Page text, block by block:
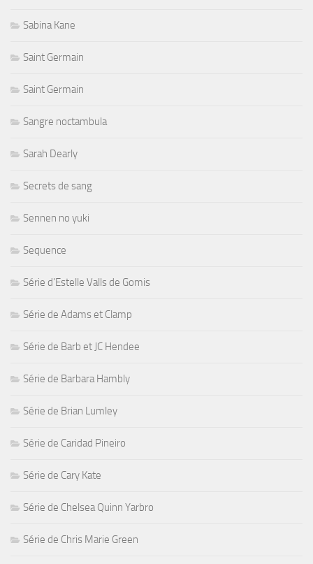
Sabina Kane
Saint Germain
Saint Germain
Sangre noctambula
Sarah Dearly
Secrets de sang
Sennen no yuki
Sequence
Série d'Estelle Valls de Gomis
Série de Adams et Clamp
Série de Barb et JC Hendee
Série de Barbara Hambly
Série de Brian Lumley
Série de Caridad Pineiro
Série de Cary Kate
Série de Chelsea Quinn Yarbro
Série de Chris Marie Green